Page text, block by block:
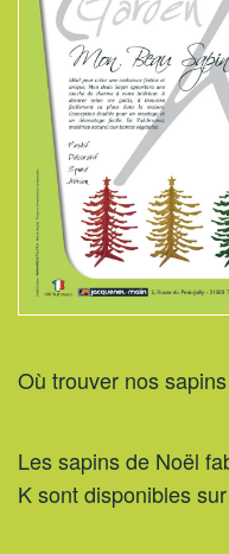
Où trouver nos
Les sapins de Noël
K sont disponibles